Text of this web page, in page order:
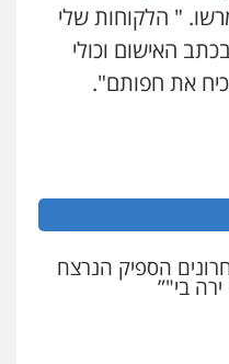
" הלקוחות שלי
האישום וכולי
את חפותם".
הספיק הנרצח
בי"”
עו"ד
ליווי וייצוג בחקירות